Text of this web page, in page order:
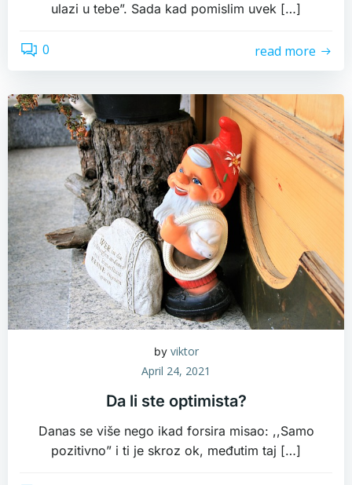
ulazi u tebe”. Sada kad pomislim uvek […]
0 read more
by viktor
April 24, 2021
Da li ste optimista?
Danas se više nego ikad forsira misao: ,,Samo
pozitivno” i ti je skroz ok, međutim taj […]